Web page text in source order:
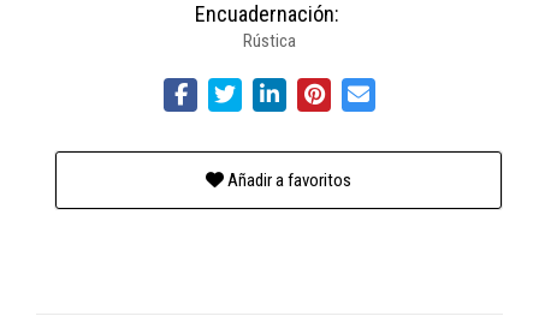
Encuadernación:
Rústica
Añadir a favoritos